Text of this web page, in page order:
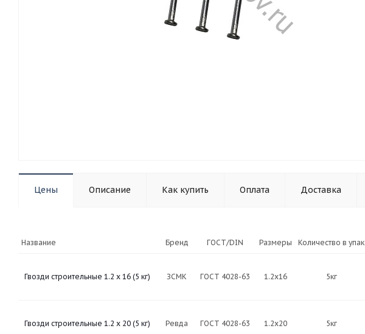
Цены Описание Как купить Оплата Доставка
Название Бренд ГОСТ/DIN Размеры Количество в упак
Гвозди строительные 1.2 х 16 (5 кг) ЗСМК ГОСТ 4028-63 1.2х16 5кг
Гвозди строительные 1.2 х 20 (5 кг) Ревда ГОСТ 4028-63 1.2х20 5кг